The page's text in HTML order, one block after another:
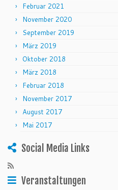
Februar 2021
November 2020
September 2019
März 2019
Oktober 2018
März 2018
Februar 2018
November 2017
August 2017
Mai 2017
Social Media Links
Veranstaltungen